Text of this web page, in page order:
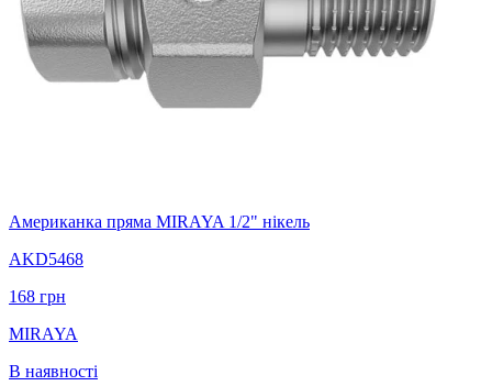
Американка пряма MIRAYA 1/2" нікель
AKD5468
168 грн
MIRAYA
В наявності